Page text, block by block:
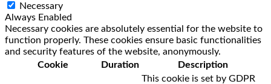
Necessary
Always Enabled
Necessary cookies are absolutely essential for the website to
function properly. These cookies ensure basic functionalities
and security features of the website, anonymously.
Cookie
Duration Description
This cookie is set by GDPR